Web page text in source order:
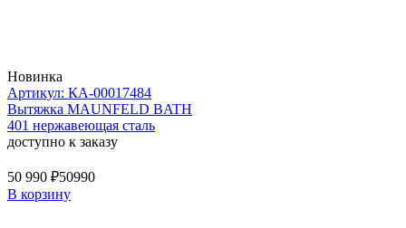
Новинка
Артикул: КА-00017484
Вытяжка MAUNFELD BATH
401 нержавеющая сталь
доступно к заказу
50 990 ₽50990
В корзину